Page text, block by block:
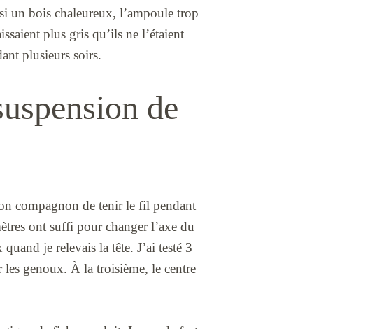
un bois chaleureux, l’ampoule trop
plus gris qu’ils ne l’étaient
plusieurs soirs.
de
compagnon de tenir le fil pendant
ont suffi pour changer l’axe du
je relevais la tête. J’ai testé 3
les genoux. À la troisième, le centre